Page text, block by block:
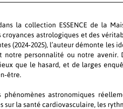
la collection ESSENCE de la
astrologiques et des
(2024‑2025), l’auteur démonte les
notre personnalité ou notre avenir.
que le hasard, et de larges
astronomiques
sur la santé cardiovasculaire, les